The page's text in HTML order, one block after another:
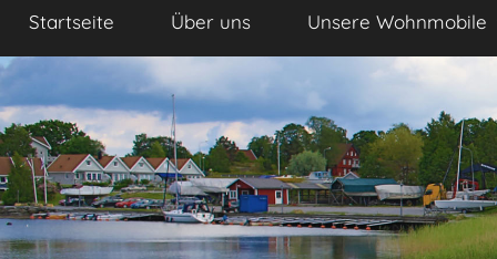
Leben
Startseite Über uns Unsere Wohnmobile